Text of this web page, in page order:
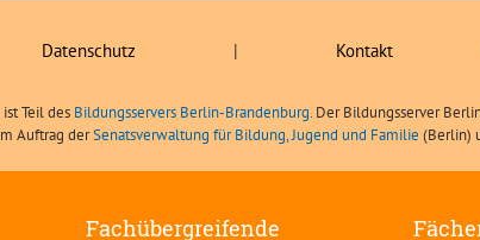
Datenschutz | Kontakt
Teil des Bildungsservers Berlin-Brandenburg. Der Bildungsserver
Auftrag derSenatsverwaltung für Bildung, Jugend und Familie (Berlin)
Fachübergreifende